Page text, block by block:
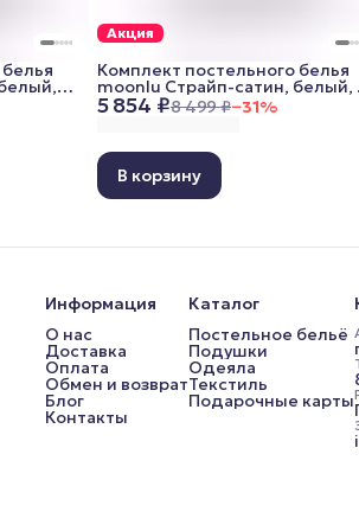
Акция
5 854 ₽8 499 ₽−31%
Комплект постельного белья
moonlu Страйп-сатин, белый,
спальный (наволочки 70x70 см)
В корзину
Информация
О нас
Доставка
Оплата
Обмен и возврат
Блог
Контакты
Каталог
Постельное бельё
Подушки
Одеяла
Текстиль
Подарочные карты